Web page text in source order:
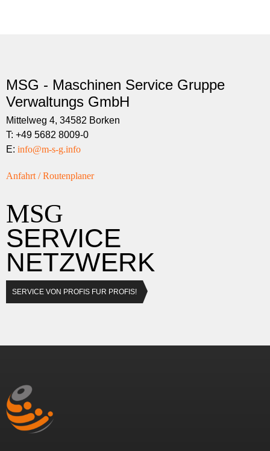
MSG - Maschinen Service Gruppe
Verwaltungs GmbH
Mittelweg 4, 34582 Borken
T: +49 5682 8009-0
E: info@m-s-g.info
Anfahrt / Routenplaner
MSG
SERVICE
NETZWERK
SERVICE VON PROFIS FUR PROFIS!